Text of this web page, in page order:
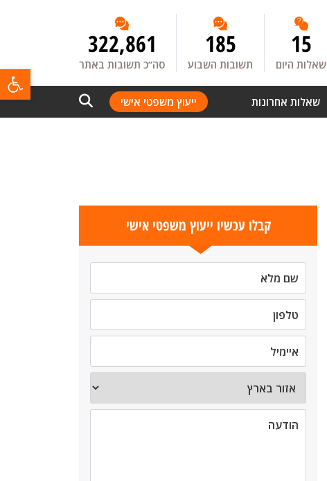
15
שאלות היום
185
תשובות השבוע
322,861
סה”כ תשובות באתר
שאלות אחרונות ייעוץ משפטי אישי
קבלו עכשיו ייעוץ משפטי אישי